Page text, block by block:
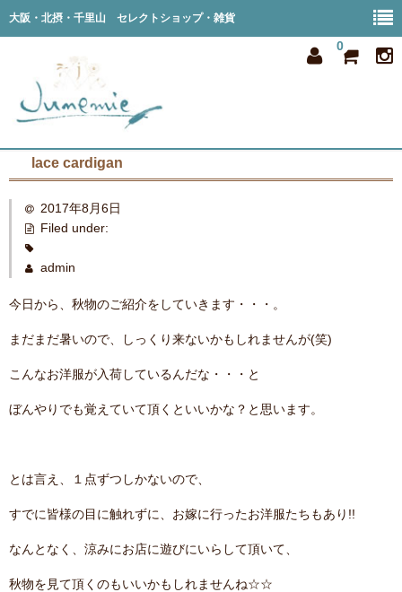
大阪・北摂・千里山 セレクトショップ・雑貨
0
all item
member
lace cardigan
2017年8月6日
Filed under:
admin
今日から、秋物のご紹介をしていきます・・・。
まだまだ暑いので、しっくり来ないかもしれませんが(笑)
こんなお洋服が入荷しているんだな・・・と
ぼんやりでも覚えていて頂くといいかな？と思います。
とは言え、１点ずつしかないので、
すでに皆様の目に触れずに、お嫁に行ったお洋服たちもあり!!
なんとなく、涼みにお店に遊びにいらして頂いて、
秋物を見て頂くのもいいかもしれませんね☆☆